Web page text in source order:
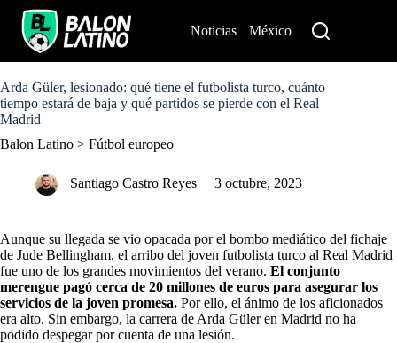
o
c
o
t
Noticias México
Arda Güler, lesionado: qué tiene el futbolista turco, cuánto
tiempo estará de baja y qué partidos se pierde con el Real
Madrid
Balon Latino > Fútbol europeo
Santiago Castro Reyes 3 octubre, 2023
Aunque su llegada se vio opacada por el bombo mediático del fichaje
de Jude Bellingham, el arribo del joven futbolista turco al Real Madrid
fue uno de los grandes movimientos del verano. El conjunto
merengue pagó cerca de 20 millones de euros para asegurar los
servicios de la joven promesa. Por ello, el ánimo de los aficionados
era alto. Sin embargo, la carrera de Arda Güler en Madrid no ha
podido despegar por cuenta de una lesión.